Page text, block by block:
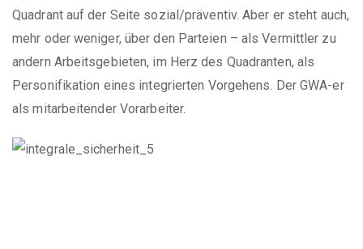
Quadrant auf der Seite sozial/präventiv. Aber er steht auch,
mehr oder weniger, über den Parteien – als Vermittler zu
andern Arbeitsgebieten, im Herz des Quadranten, als
Personifikation eines integrierten Vorgehens. Der GWA-er
als mitarbeitender Vorarbeiter.